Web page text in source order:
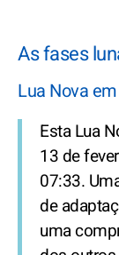
As fases
Lua Nova
Esta Lua
13 de
07:33.
de
uma